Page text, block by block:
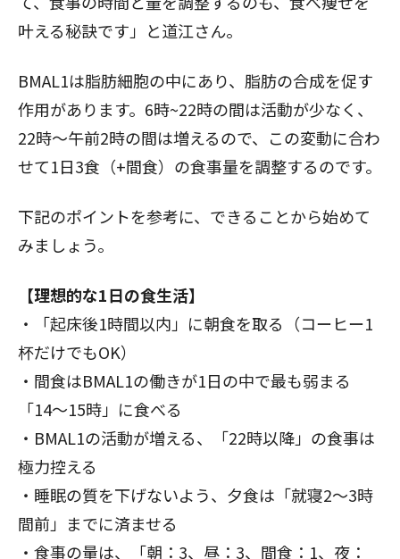
叶える秘訣です」と道江さん。
BMAL1は脂肪細胞の中にあり、脂肪の合成を促す
作用があります。6時~22時の間は活動が少なく、
22時～午前2時の間は増えるので、この変動に合わ
せて1日3食（+間食）の食事量を調整するのです。
下記のポイントを参考に、できることから始めて
みましょう。
【理想的な1日の食生活】
・「起床後1時間以内」に朝食を取る（コーヒー1
杯だけでもOK）
・間食はBMAL1の働きが1日の中で最も弱まる
「14～15時」に食べる
・BMAL1の活動が増える、「22時以降」の食事は
極力控える
・睡眠の質を下げないよう、夕食は「就寝2～3時
間前」までに済ませる
・食事の量は、「朝：3、昼：3、間食：1、夜：